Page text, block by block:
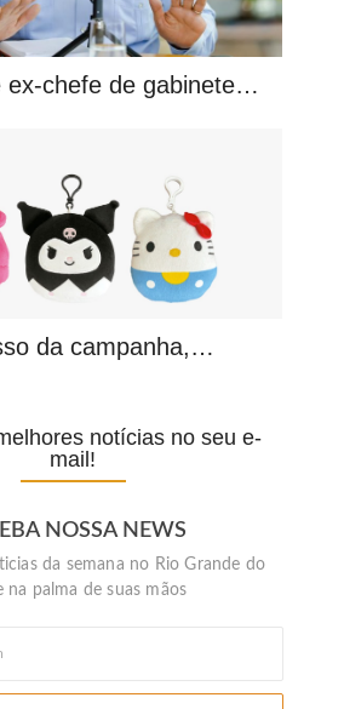
ex-chefe de gabinete…
da campanha,…
notícias no seu e-
mail!
NOSSA NEWS
da semana no Rio Grande do
na palma de suas mãos